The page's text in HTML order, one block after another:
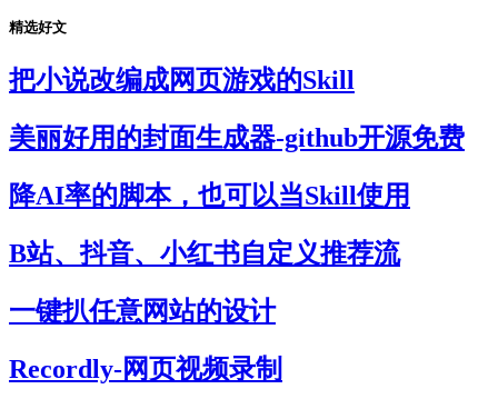
精选好文
把小说改编成网页游戏的Skill
美丽好用的封面生成器-github开源免费
降AI率的脚本，也可以当Skill使用
B站、抖音、小红书自定义推荐流
一键扒任意网站的设计
Recordly-网页视频录制